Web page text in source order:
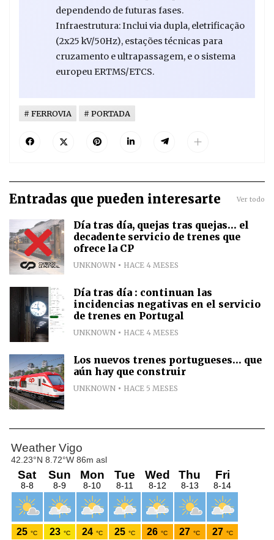
dependendo de futuras fases.
Infraestrutura: Inclui via dupla, eletrificação
(2x25 kV/50Hz), estações técnicas para
cruzamento e ultrapassagem, e o sistema
europeu ERTMS/ETCS.
FERROVIA PORTADA
Entradas que pueden interesarte Ver todo
Día tras día, quejas tras quejas... el
decadente servicio de trenes que
ofrece la CP
UNKNOWN HACE 4 MESES
Día tras día : continuan las
incidencias negativas en el servicio
de trenes en Portugal
UNKNOWN HACE 4 MESES
Los nuevos trenes portugueses... que
aún hay que construir
UNKNOWN HACE 5 MESES